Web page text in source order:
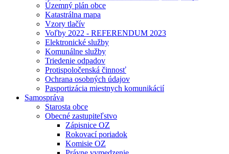
Územný plán obce
Katastrálna mapa
Vzory tlačív
Voľby 2022 - REFERENDUM 2023
Elektronické služby
Komunálne služby
Triedenie odpadov
Protispoločenská činnosť
Ochrana osobných údajov
Pasportizácia miestnych komunikácií
Samospráva
Starosta obce
Obecné zastupiteľstvo
Zápisnice OZ
Rokovací poriadok
Komisie OZ